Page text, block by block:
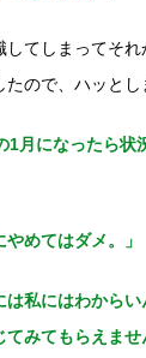
てしまってそ
ので、ハッとし
1月になったら状
めてはダメ。」
は私にはわから
みてもらえませ